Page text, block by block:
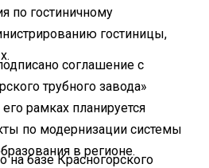
по гостиничному
гостиницы,
соглашение с
трубного завода»
рамках планируется
по модернизации системы
в регионе.
на базе Красногорского